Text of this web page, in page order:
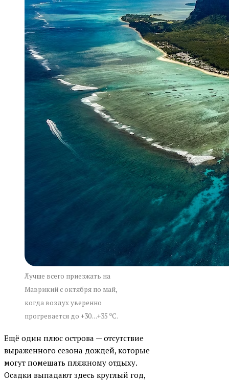
Лучше всего приезжать на
Маврикий с октября по май,
когда воздух уверенно
прогревается до +30…+35 ⁰С.
Ещё один плюс острова — отсутствие
выраженного сезона дождей, которые
могут помешать пляжному отдыху.
Осадки выпадают здесь круглый год,